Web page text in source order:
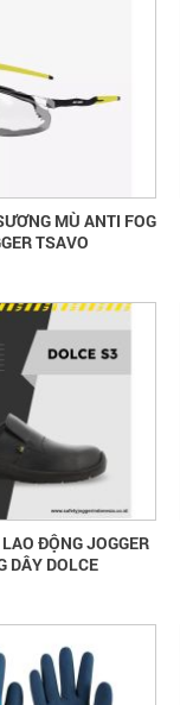
MÙ ANTI FOG
TSAVO
ĐỘNG JOGGER
DÂY DOLCE